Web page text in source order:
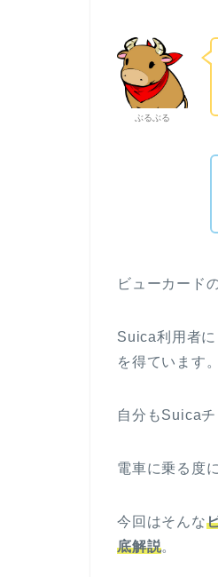
ぶるぶる
ビューカード
Suica利用者
を得ています。
自分もSuica
電車に乗る度
今回はそんな
底解説。